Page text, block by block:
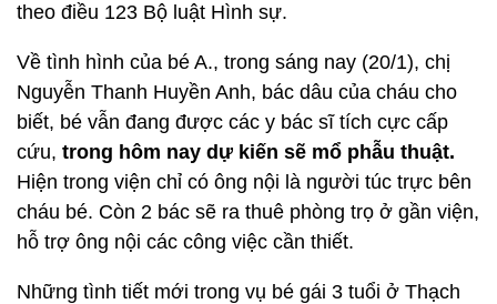
theo điều 123 Bộ luật Hình sự.
Về tình hình của bé A., trong sáng nay (20/1), chị
Nguyễn Thanh Huyền Anh, bác dâu của cháu cho
biết, bé vẫn đang được các y bác sĩ tích cực cấp
cứu, trong hôm nay dự kiến sẽ mổ phẫu thuật.
Hiện trong viện chỉ có ông nội là người túc trực bên
cháu bé. Còn 2 bác sẽ ra thuê phòng trọ ở gần viện,
hỗ trợ ông nội các công việc cần thiết.
Những tình tiết mới trong vụ bé gái 3 tuổi ở Thạch